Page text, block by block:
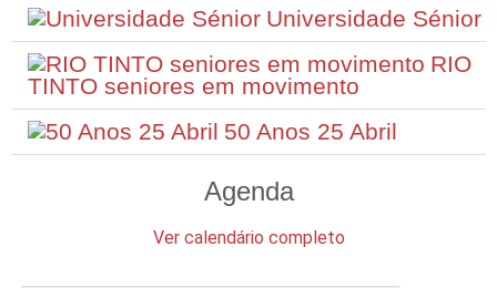
Universidade Sénior
RIO
TINTO seniores em movimento
50 Anos 25 Abril
Agenda
Ver calendário completo